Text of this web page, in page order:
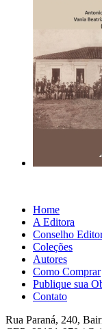
Home
A Editora
Conselho
Coleções
Autores
Como Comprar
Publique sua
Contato
Rua Paraná, 240,